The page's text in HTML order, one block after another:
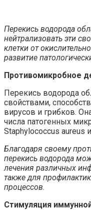
Перекись водорода
нейтрализовать эти
клетки от
развитие
Противомикробное
Перекись водорода
свойствами,
вирусов и грибков.
числа патогенных
Staphylococcus aureus
Благодаря своему
перекись водорода
лечения различных
также для
процессов.
Стимуляция